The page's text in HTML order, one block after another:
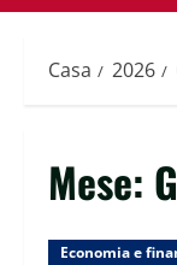
Casa 2026
Mese:
Economia e